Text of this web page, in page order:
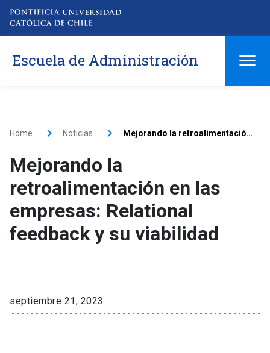
Escuela de Administración
Home Noticias Mejorando la retroalimentación en las empresas: Relational feedback y su viabilidad
Mejorando la
retroalimentación en las
empresas: Relational
feedback y su viabilidad
septiembre 21, 2023